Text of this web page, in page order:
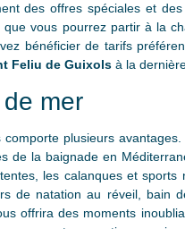
des offres spéciales et
vous pourrez partir à la
bénéficier de tarifs
Feliu de Guixolsà la
mer
plusieurs
de la baignade en
les calanques et sports
de natation au réveil, bain
offrira des moments